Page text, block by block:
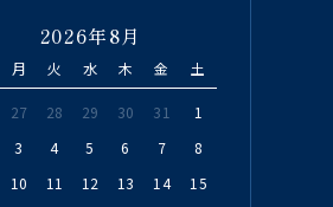
2026年8月
月 火 水 木 金 土
27 28 29 30 31
1
3 4 5 6 7
8
10 11 12 13 14
15